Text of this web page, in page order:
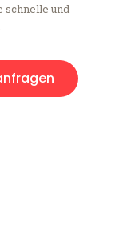
schnelle und